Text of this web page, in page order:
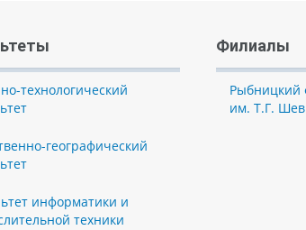
технологический
географический
информатики и
техники
Филиалы
Рыбницкий
им. Т.Г.